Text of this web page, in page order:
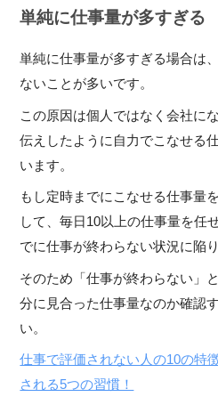
単純に仕事量が多すぎる
単純に仕事量が多すぎる場合は
ないことが多いです。
この原因は個人ではなく会社に
伝えしたように自力でこなせる
います。
もし定時までにこなせる仕事量
して、毎日10以上の仕事量を任
でに仕事が終わらない状況に陥り
そのため「仕事が終わらない」
分に見合った仕事量なのか確認
い。
仕事で評価されない人の10の特
される5つの習慣！